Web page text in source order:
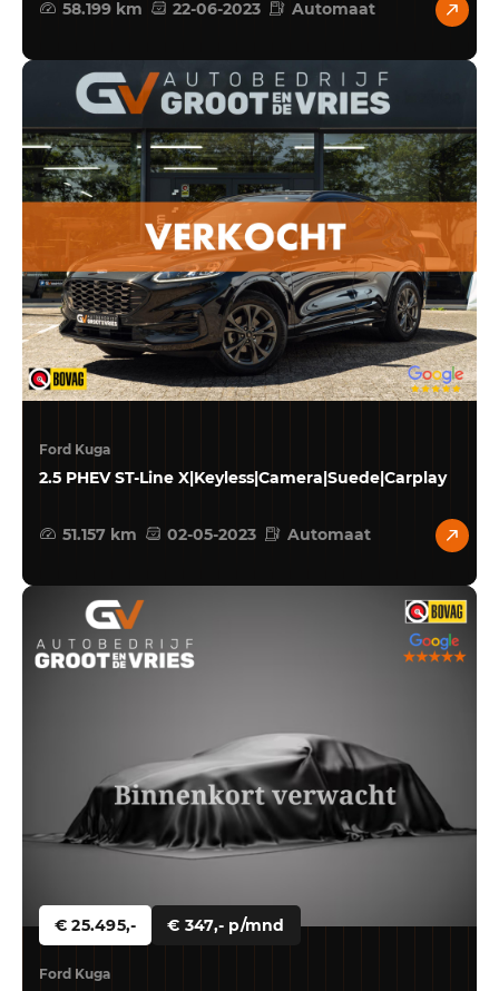
58.199 km 22-06-2023 Automaat
Ford Kuga
2.5 PHEV ST-Line X|Keyless|Camera|Suede|Carplay
51.157 km 02-05-2023 Automaat
€ 25.495,- € 347,- p/mnd
Ford Kuga